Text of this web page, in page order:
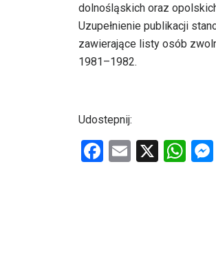
dolnośląskich oraz
Uzupełnienie publikacji
zawierające listy osób
1981–1982.
Udostepnij:
F
E
X
W